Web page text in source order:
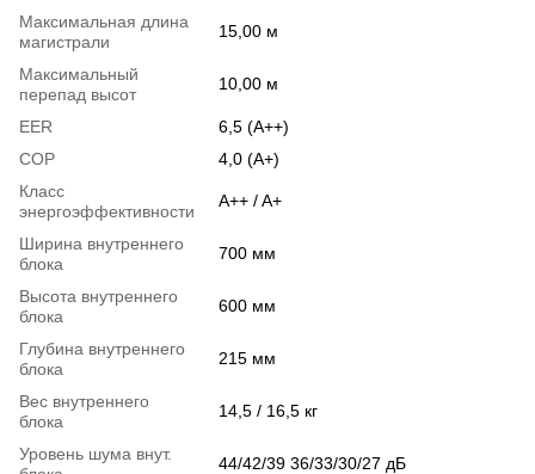
Максимальная длина
магистрали
15,00 м
Максимальный
перепад высот
10,00 м
EER
6,5 (А++)
COP
4,0 (А+)
Класс
энергоэффективности
A++ / A+
Ширина внутреннего
блока
700 мм
Высота внутреннего
блока
600 мм
Глубина внутреннего
блока
215 мм
Вес внутреннего
блока
14,5 / 16,5 кг
Уровень шума внут.
44/42/39 36/33/30/27 дБ